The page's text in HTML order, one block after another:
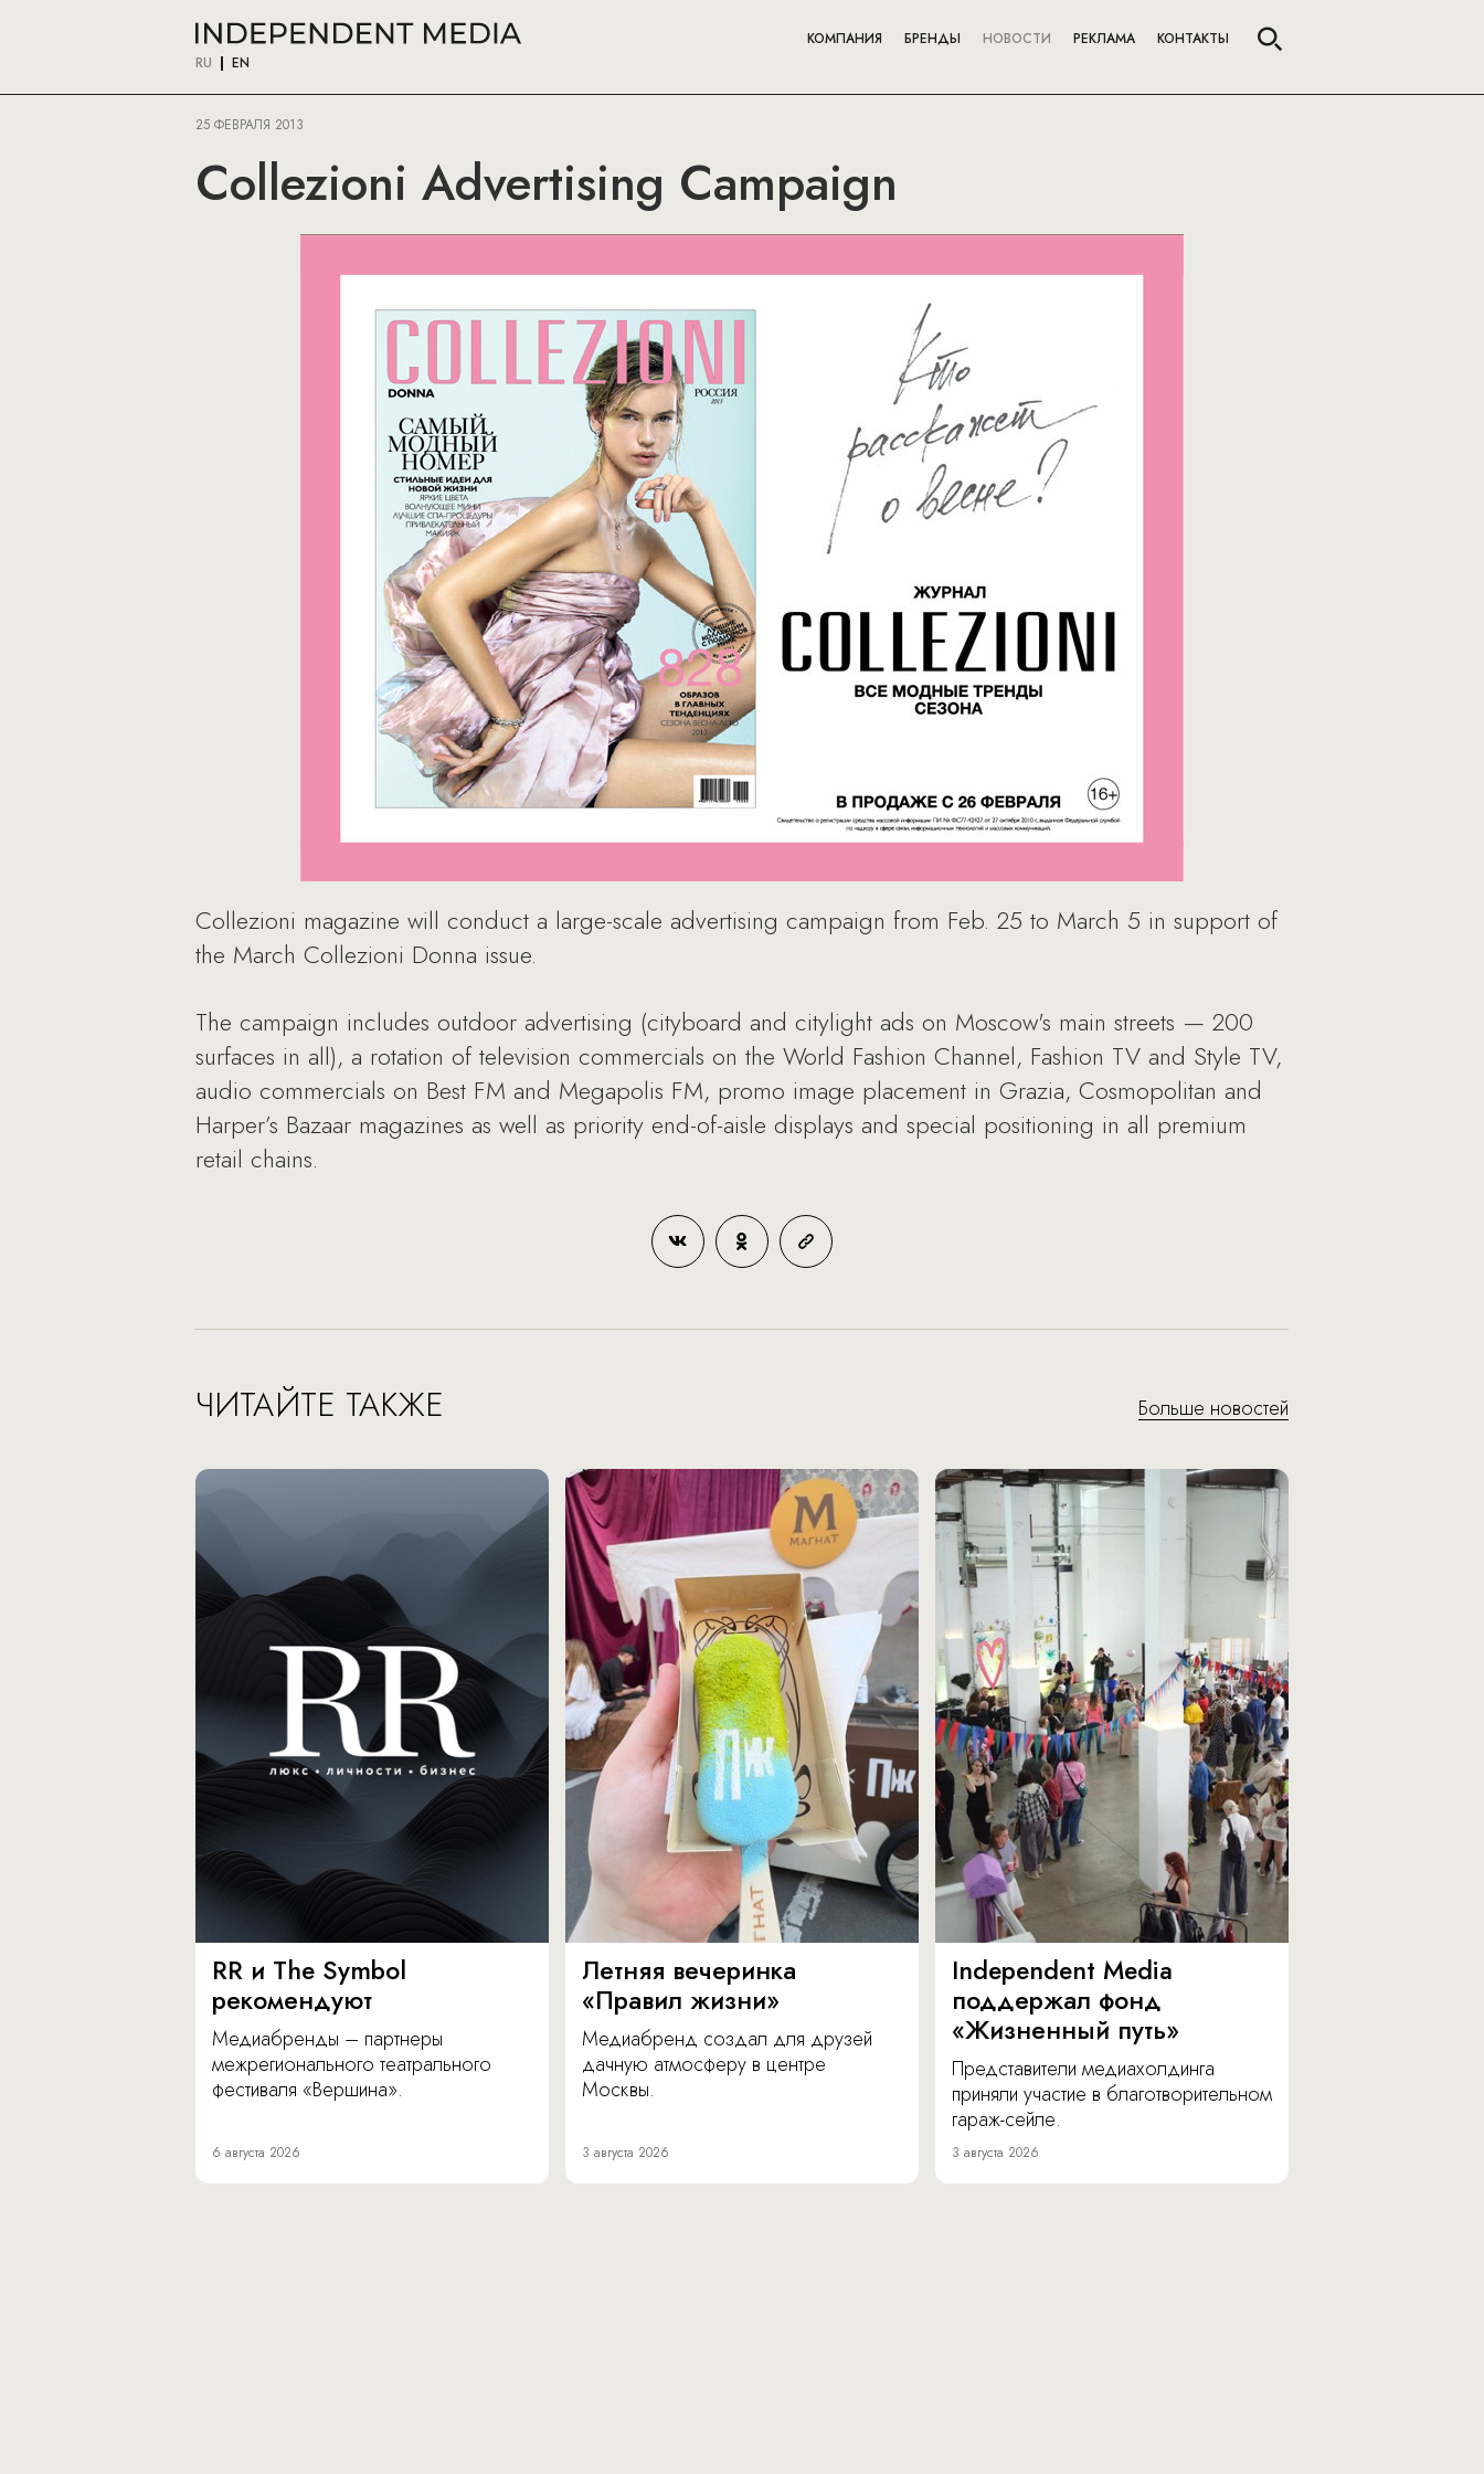
RU EN
КОМПАНИЯ БРЕНДЫ НОВОСТИ РЕКЛАМА КОНТАКТЫ
25 ФЕВРАЛЯ 2013
Collezioni Advertising Campaign
Collezioni magazine will conduct a large-scale advertising campaign from Feb. 25 to March 5 in support of
the March Collezioni Donna issue.
The campaign includes outdoor advertising (cityboard and citylight ads on Moscow's main streets — 200
surfaces in all), a rotation of television commercials on the World Fashion Channel, Fashion TV and Style TV,
audio commercials on Best FM and Megapolis FM, promo image placement in Grazia, Cosmopolitan and
Harper’s Bazaar magazines as well as priority end-of-aisle displays and special positioning in all premium
retail chains.
ЧИТАЙТЕ ТАКЖЕ Больше новостей
RR и The Symbol
рекомендуют
Медиабренды – партнеры
межрегионального театрального
фестиваля «Вершина».
6 августа 2026
Летняя вечеринка
«Правил жизни»
Медиабренд создал для друзей
дачную атмосферу в центре
Москвы.
3 августа 2026
Independent Media
поддержал фонд
«Жизненный путь»
Представители медиахолдинга
приняли участие в благотворительном
гараж-сейле.
3 августа 2026